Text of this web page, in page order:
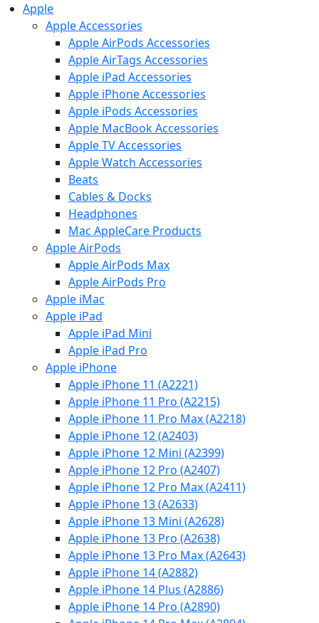
Apple
Apple Accessories
Apple AirPods Accessories
Apple AirTags Accessories
Apple iPad Accessories
Apple iPhone Accessories
Apple iPods Accessories
Apple MacBook Accessories
Apple TV Accessories
Apple Watch Accessories
Beats
Cables & Docks
Headphones
Mac AppleCare Products
Apple AirPods
Apple AirPods Max
Apple AirPods Pro
Apple iMac
Apple iPad
Apple iPad Mini
Apple iPad Pro
Apple iPhone
Apple iPhone 11 (A2221)
Apple iPhone 11 Pro (A2215)
Apple iPhone 11 Pro Max (A2218)
Apple iPhone 12 (A2403)
Apple iPhone 12 Mini (A2399)
Apple iPhone 12 Pro (A2407)
Apple iPhone 12 Pro Max (A2411)
Apple iPhone 13 (A2633)
Apple iPhone 13 Mini (A2628)
Apple iPhone 13 Pro (A2638)
Apple iPhone 13 Pro Max (A2643)
Apple iPhone 14 (A2882)
Apple iPhone 14 Plus (A2886)
Apple iPhone 14 Pro (A2890)